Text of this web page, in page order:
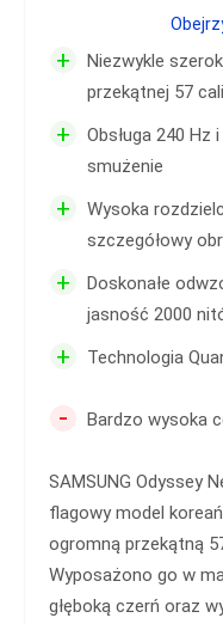
+
Niezwykle
przekątnej 57 cali
+
Obsługa 240 Hz
smużenie
+
Wysoka
szczegółowy
+
Doskonałe
jasność 2000
+ Technologia
- Bardzo wysoka
SAMSUNG Odyssey
flagowy model
ogromną przekątną
Wyposażono go w
głęboką czerń oraz